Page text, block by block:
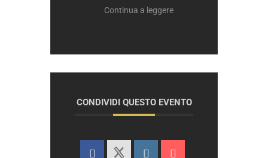
Continua a leggere
CONDIVIDI QUESTO EVENTO